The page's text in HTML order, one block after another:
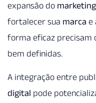
expansão do
fortalecer sua marca e
forma eficaz precisam
bem definidas.
A integração entre
digital pode